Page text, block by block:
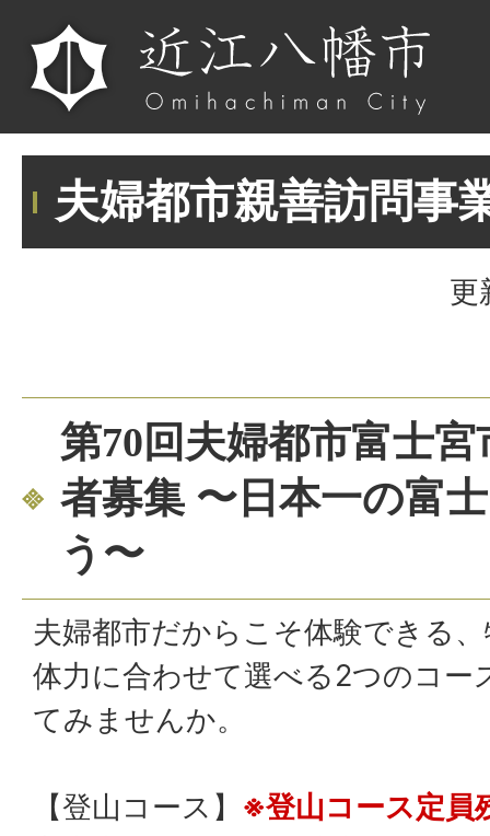
夫婦都市親善訪問事
更
第70回夫婦都市富士
者募集 〜日本一の富
う〜
夫婦都市だからこそ体験できる
体力に合わせて選べる2つのコー
てみませんか。
【登山コース】 ※登山コース定員